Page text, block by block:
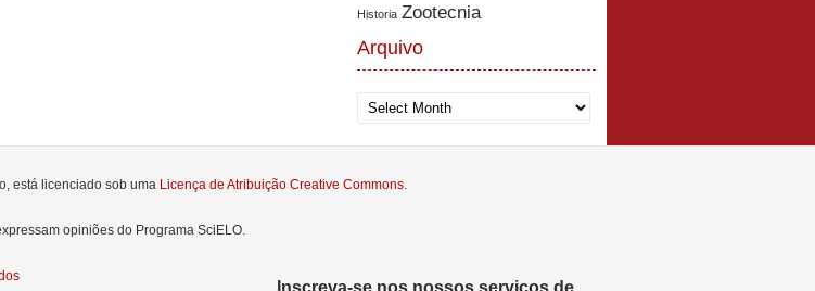
Historia Zootecnia
Arquivo
Arquivo
está licenciado sob uma Licença de Atribuição Creative Commons.
opiniões do Programa SciELO.
Inscreva-se nos nossos serviços de